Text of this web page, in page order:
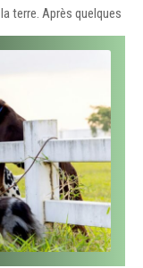
terre. Après quelques